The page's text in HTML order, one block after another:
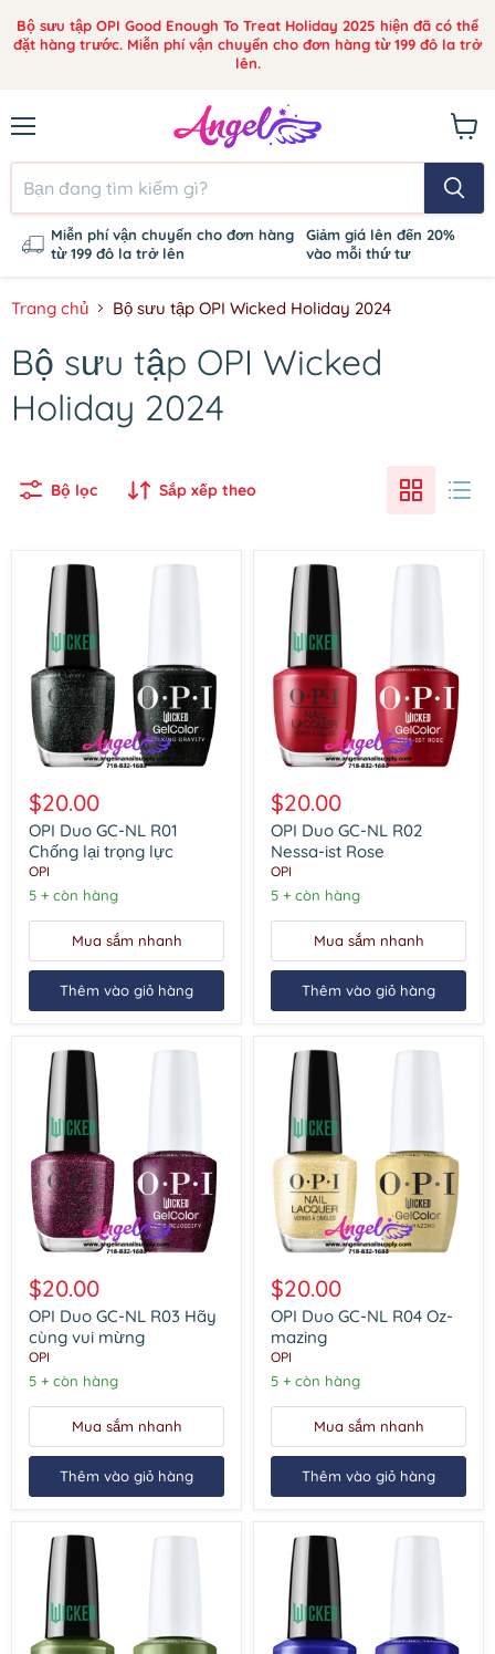
Bộ sưu tập OPI Good Enough To Treat Holiday 2025 hiện đã có thể
đặt hàng trước. Miễn phí vận chuyển cho đơn hàng từ 199 đô la trở
lên.
đơn
Miễn phí vận chuyển cho đơn hàng
từ 199 đô la trở lên
Giảm giá lên đến 20%
vào mỗi thứ tư
giỏ
hàng
Trang chủ Bộ sưu tập OPI Wicked Holiday 2024
Bộ sưu tập OPI Wicked
Holiday 2024
Bộ lọc Sắp xếp theo
Duo
GC-
NL
R01
Chống
lại
trọng
lực
$20.00
OPI Duo GC-NL R01
Chống lại trọng lực
OPI
5 + còn hàng
Mua sắm nhanh
Thêm vào giỏ hàng
Duo
GC-
NL
R02
Nessa-
ist
Rose
$20.00
OPI Duo GC-NL R02
Nessa-ist Rose
OPI
5 + còn hàng
Mua sắm nhanh
Thêm vào giỏ hàng
Duo
GC-
NL
R03
Hãy
cùng
vui
mừng
$20.00
OPI Duo GC-NL R03 Hãy
cùng vui mừng
OPI
5 + còn hàng
Mua sắm nhanh
Thêm vào giỏ hàng
Duo
GC-
NL
R04
Oz-
mazing
$20.00
OPI Duo GC-NL R04 Oz-
mazing
OPI
5 + còn hàng
Mua sắm nhanh
Thêm vào giỏ hàng